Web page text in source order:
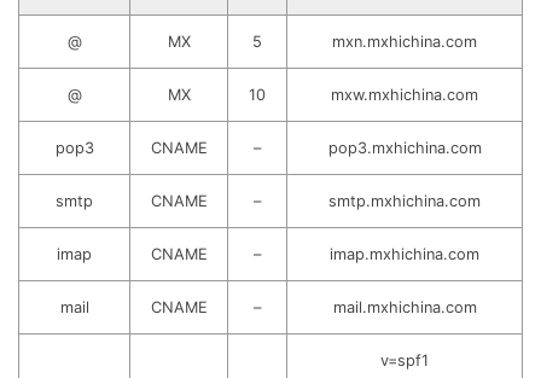
@ MX 5 mxn.mxhichina.com
@ MX 10 mxw.mxhichina.com
pop3 CNAME – pop3.mxhichina.com
smtp CNAME – smtp.mxhichina.com
imap CNAME – imap.mxhichina.com
mail CNAME – mail.mxhichina.com
v=spf1